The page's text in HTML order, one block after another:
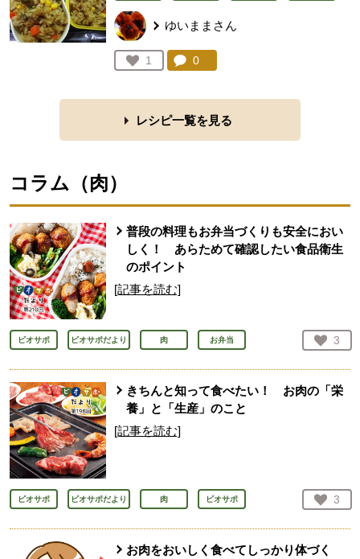
ゆいままさん
お気に入り登録：
1
人が登録
コメント：
0
レシピ一覧を見る
コラム（肉）
普段の料理もお弁当づくりも安全におい
しく！ あらためて確認したい食品衛生
のポイント
[記事を読む]
ビオサポ ビオサポだより 肉 お弁当 お気
3
人
きちんと知って食べたい！ お肉の「栄
養」と「生産」のこと
[記事を読む]
ビオサポ ビオサポだより 肉 ビオサポ お気
3
人
お肉をおいしく食べてしっかり体づく